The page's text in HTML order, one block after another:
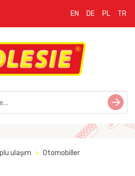
EN DE PL TR
ulaşım
Otomobiller